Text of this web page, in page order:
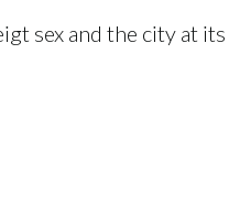
sex and the city at its